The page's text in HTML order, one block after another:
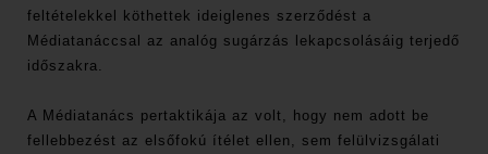
feltételekkel köthettek ideiglenes szerződést a
Médiatanáccsal az analóg sugárzás lekapcsolásáig terjedő
időszakra.
A Médiatanács pertaktikája az volt, hogy nem adott be
fellebbezést az elsőfokú ítélet ellen, sem felülvizsgálati